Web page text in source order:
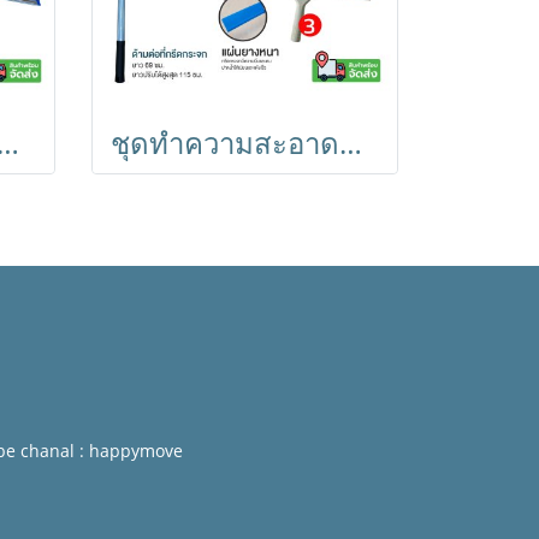
ที่กรีดกระจกสเตนเลส 14 นิ้ว Horecat ชุดทำความสะอาดกระจก 3 ชิ้น ด้ามยืด 115cm. ที่กรีดกระจกพลาสติก 14 นิ้ว Horecat
chanal : happymove